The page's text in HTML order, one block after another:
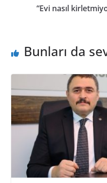
“Evi nasıl
Bunları da